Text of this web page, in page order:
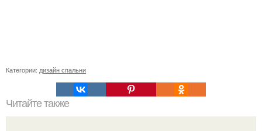
Категории: дизайн спальни
Читайте также